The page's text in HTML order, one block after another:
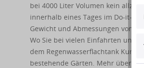
bei 4000 Liter Volumen kein allzu
innerhalb eines Tages im Do-it-
Gewicht und Abmessungen von
Wo Sie bei vielen Einfahrten und
dem Regenwasserflachtank
bestehende Gärten. Mehr über